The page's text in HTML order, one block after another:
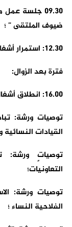
09.30 جلسة
ضيوف الملتقى ” ؛
12.30: استمرار أشغال الورشات
فترة بعد الزوال:
16.00: انطلاق أشغال الورشـــــات:
توصيات ورشة:
القيادات النسائية
توصياتٍ ورشة:
التعاونيات؛
توصيات ورشة:
الفلاحية النساء ؛